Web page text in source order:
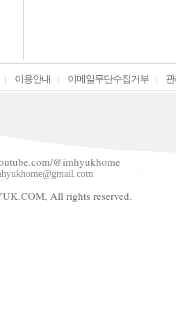
이용안내 이메일무단수집거부
@imhyukhome
All rights reserved.